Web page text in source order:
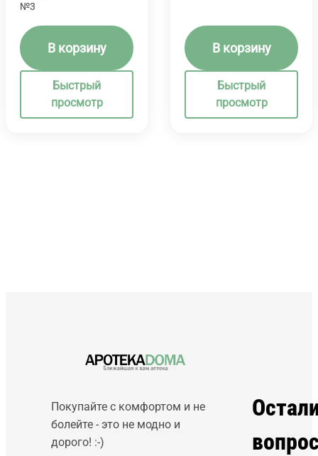
№3
В корзину
Быстрый
просмотр
В корзину
Быстрый
просмотр
Покупайте с комфортом и не
болейте - это не модно и
дорого! :-)